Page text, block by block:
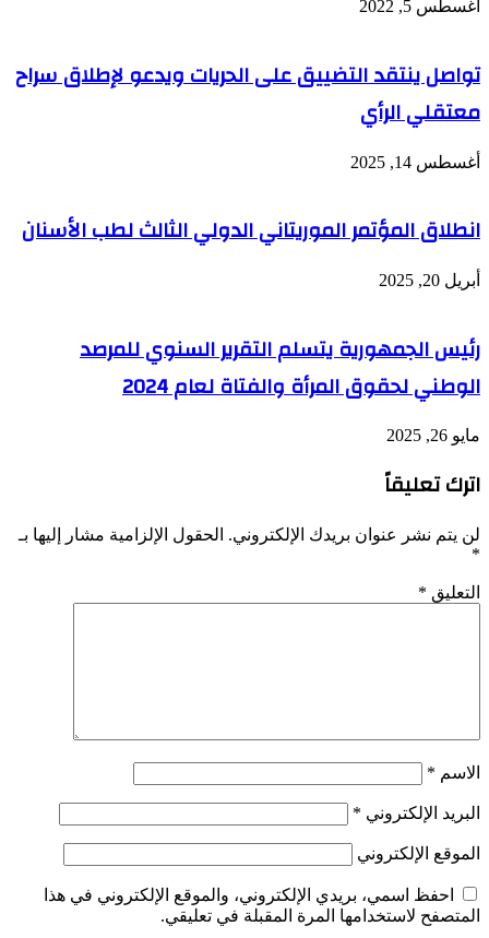
أغسطس 5, 2022
تواصل ينتقد التضييق على الحريات ويدعو لإطلاق سراح
معتقلي الرأي
أغسطس 14, 2025
انطلاق المؤتمر الموريتاني الدولي الثالث لطب الأسنان
أبريل 20, 2025
رئيس الجمهورية يتسلم التقرير السنوي للمرصد
الوطني لحقوق المرأة والفتاة لعام 2024
مايو 26, 2025
اترك تعليقاً
لن يتم نشر عنوان بريدك الإلكتروني. الحقول الإلزامية مشار إليها بـ
*
التعليق *
الاسم *
البريد الإلكتروني *
الموقع الإلكتروني
احفظ اسمي، بريدي الإلكتروني، والموقع الإلكتروني في هذا
المتصفح لاستخدامها المرة المقبلة في تعليقي.